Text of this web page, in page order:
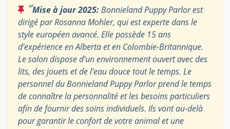
“Mise à jour 2025:Bonnieland Puppy Parlor est
dirigé par Rosanna Mohler, qui est experte dans le
style européen avancé. Elle possède 15 ans
d’expérience en Alberta et en Colombie-Britannique.
Le salon dispose d’un environnement ouvert avec des
lits, des jouets et de l’eau douce tout le temps. Le
personnel du Bonnieland Puppy Parlor prend le temps
de connaître la personnalité et les besoins particuliers
afin de fournir des soins individuels. Ils vont au-delà
pour garantir le confort de votre animal et une